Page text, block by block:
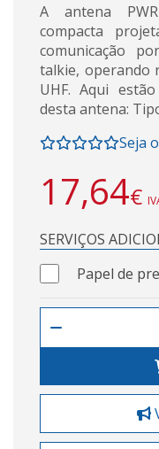
A antena
compacta
comunicação
talkie, operando
UHF. Aqui
desta antena:
Seja
17,64€
SERVIÇOS
Papel de